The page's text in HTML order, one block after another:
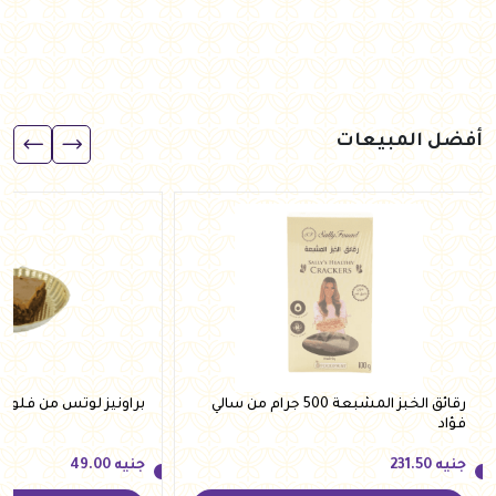
أفضل المبيعات
رقائق الخبز المشبعة 500 جرام من سالي
فؤاد
جنيه 231.50
براونيز لوتس من
جنيه 49.00